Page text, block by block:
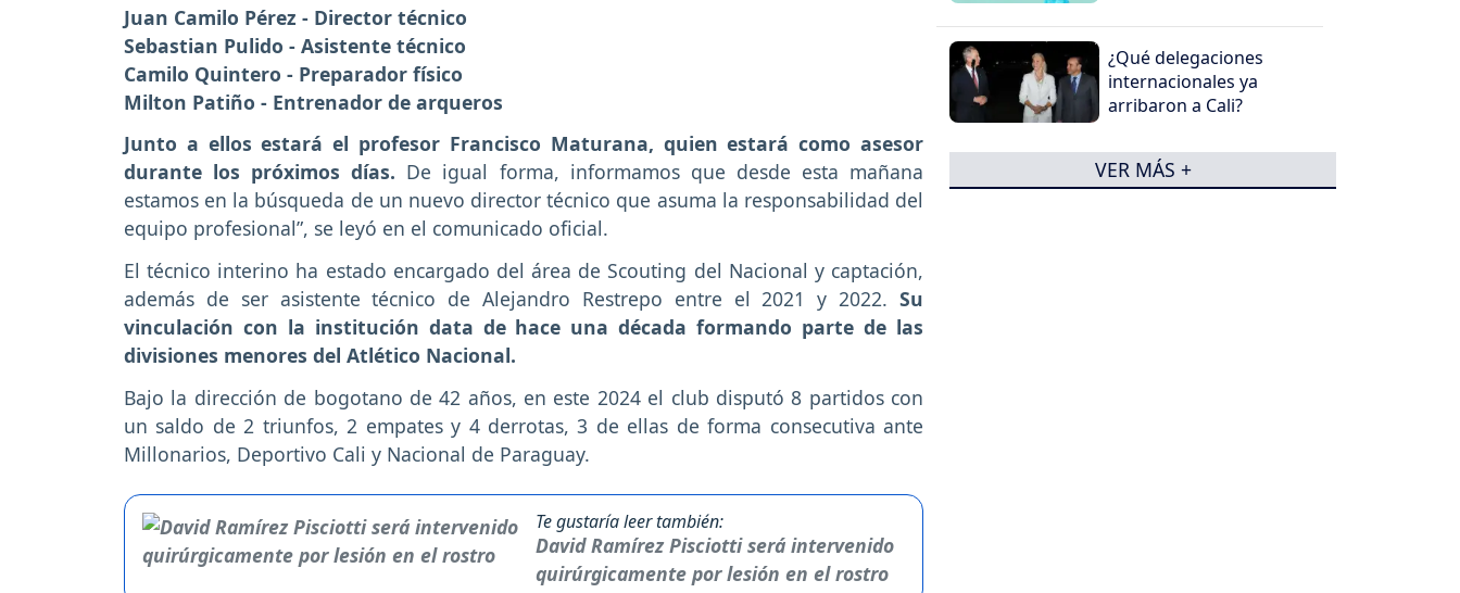
Juan Camilo Pérez - Director técnico
Sebastian Pulido - Asistente técnico
Camilo Quintero - Preparador físico
Milton Patiño - Entrenador de arqueros
Junto a ellos estará el profesor Francisco Maturana, quien estará como asesor
durante los próximos días. De igual forma, informamos que desde esta mañana
estamos en la búsqueda de un nuevo director técnico que asuma la responsabilidad del
equipo profesional”, se leyó en el comunicado oficial.
El técnico interino ha estado encargado del área de Scouting del Nacional y captación,
además de ser asistente técnico de Alejandro Restrepo entre el 2021 y 2022. Su
vinculación con la institución data de hace una década formando parte de las
divisiones menores del Atlético Nacional.
Bajo la dirección de bogotano de 42 años, en este 2024 el club disputó 8 partidos con
un saldo de 2 triunfos, 2 empates y 4 derrotas, 3 de ellas de forma consecutiva ante
Millonarios, Deportivo Cali y Nacional de Paraguay.
Te gustaría leer también:
David Ramírez Pisciotti será intervenido
quirúrgicamente por lesión en el rostro
¿Qué delegaciones
internacionales ya
arribaron a Cali?
VER MÁS +